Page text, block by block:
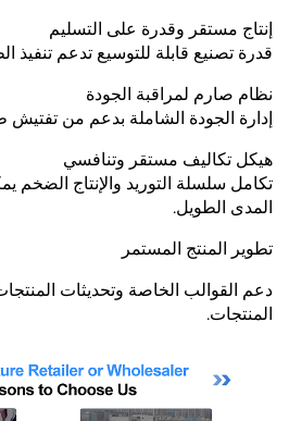
إنتاج مستقر وقدرة على التسليم
قدرة تصنيع قابلة للتوسيع تدعم تنفيذ
نظام صارم لمراقبة الجودة
إدارة الجودة الشاملة بدعم من
هيكل تكاليف مستقر وتنافسي
تكامل سلسلة التوريد والإنتاج الضخم
المدى الطويل.
تطوير المنتج المستمر
دعم القوالب الخاصة وتحديثات
المنتجات.